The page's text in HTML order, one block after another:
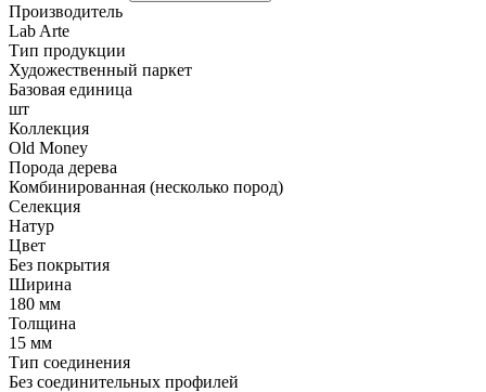
Производитель
Lab Arte
Тип продукции
Художественный паркет
Базовая единица
шт
Коллекция
Old Money
Порода дерева
Комбинированная (несколько пород)
Селекция
Натур
Цвет
Без покрытия
Ширина
180 мм
Толщина
15 мм
Тип соединения
Без соединительных профилей